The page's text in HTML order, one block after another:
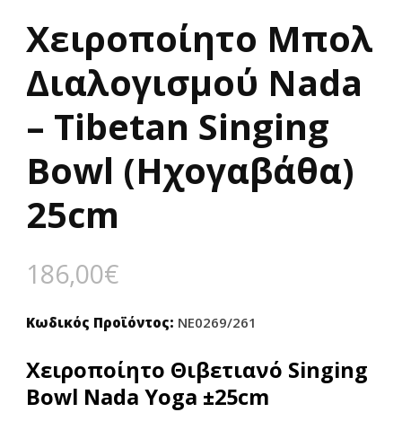
Χειροποίητο Μπολ
Διαλογισμού Νada
– Tibetan Singing
Bowl (Ηχογαβάθα)
25cm
186,00€
Κωδικός Προϊόντος: NE0269/261
Χειροποίητο Θιβετιανό Singing
Bowl Nada Yoga ±25cm